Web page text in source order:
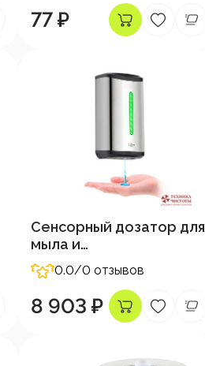
77 ₽
Сенсорный дозатор для
мыла и
дезинфицирующих
средств NRG, металл
0.0/0 отзывов
8 903 ₽